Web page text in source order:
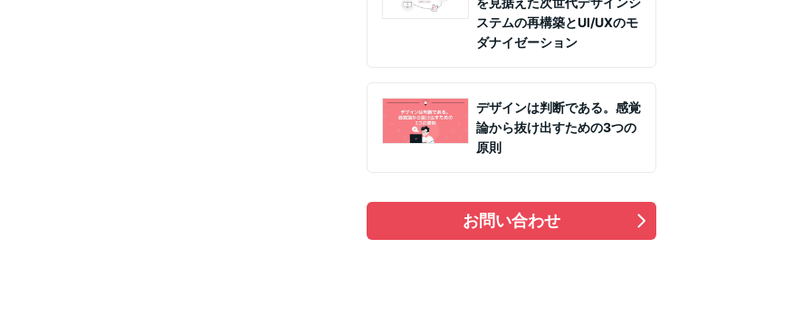
ステムの再構築とUI/UXのモ
ダナイゼーション
デザインは判断である。感覚
論から抜け出すための3つの
原則
お問い合わせ